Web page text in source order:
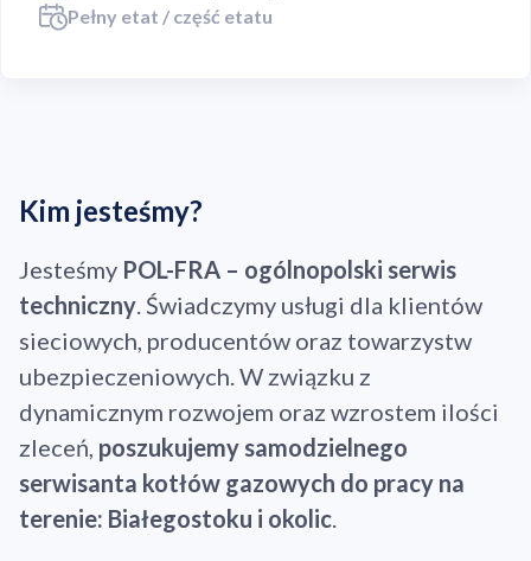
Pełny etat / część etatu
Kim jesteśmy?
Jesteśmy POL-FRA – ogólnopolski serwis
techniczny. Świadczymy usługi dla klientów
sieciowych, producentów oraz towarzystw
ubezpieczeniowych. W związku z
dynamicznym rozwojem oraz wzrostem ilości
zleceń, poszukujemy samodzielnego
serwisanta kotłów gazowych do pracy na
terenie: Białegostoku i okolic.